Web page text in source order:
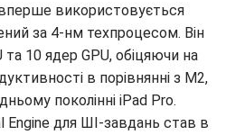
використовується
за 4-нм техпроцесом. Він
10 ядер GPU, обіцяючи на
в порівнянні з M2,
поколінні iPad Pro.
Engine для ШІ-завдань став в